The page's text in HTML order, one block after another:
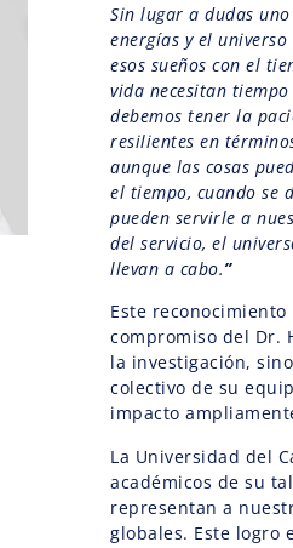
Sin lugar a dudas
energías y el
esos sueños con el
vida necesitan
debemos tener la
resilientes en
aunque las cosas
el tiempo, cuando se
pueden servirle a
del servicio, el
llevan a cabo.”
Este
compromiso del Dr.
la investigación,
colectivo de su
impacto
La Universidad del
académicos de su
representan a
globales. Este logro